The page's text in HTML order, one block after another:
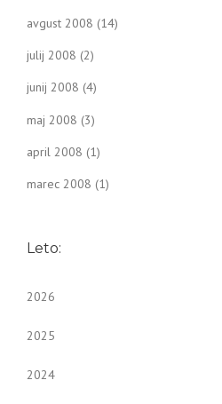
avgust 2008 (14)
julij 2008 (2)
junij 2008 (4)
maj 2008 (3)
april 2008 (1)
marec 2008 (1)
Leto:
2026
2025
2024